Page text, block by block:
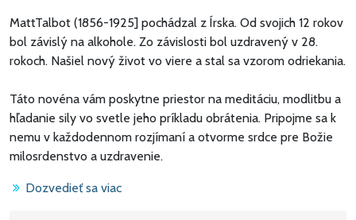
MattTalbot (1856-1925] pochádzal z Írska. Od svojich 12 rokov
bol závislý na alkohole. Zo závislosti bol uzdravený v 28.
rokoch. Našiel nový život vo viere a stal sa vzorom odriekania.
Táto novéna vám poskytne priestor na meditáciu, modlitbu a
hľadanie sily vo svetle jeho príkladu obrátenia. Pripojme sa k
nemu v každodennom rozjímaní a otvorme srdce pre Božie
milosrdenstvo a uzdravenie.
Dozvedieť sa viac